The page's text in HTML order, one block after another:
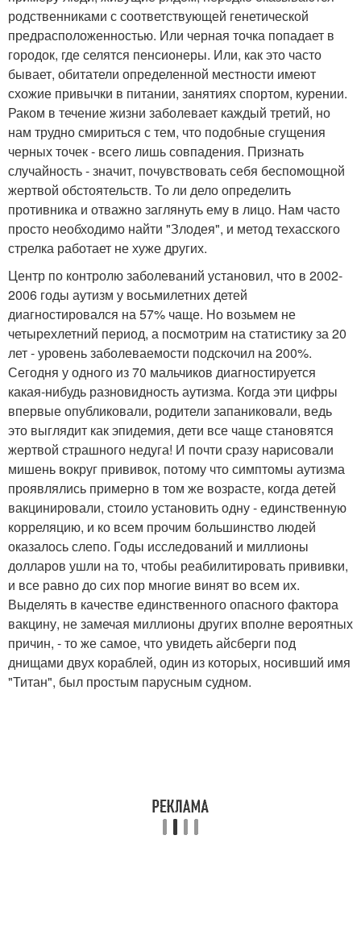
родственниками с соответствующей генетической
предрасположенностью. Или черная точка попадает в
городок, где селятся пенсионеры. Или, как это часто
бывает, обитатели определенной местности имеют
схожие привычки в питании, занятиях спортом, курении.
Раком в течение жизни заболевает каждый третий, но
нам трудно смириться с тем, что подобные сгущения
черных точек - всего лишь совпадения. Признать
случайность - значит, почувствовать себя беспомощной
жертвой обстоятельств. То ли дело определить
противника и отважно заглянуть ему в лицо. Нам часто
просто необходимо найти "Злодея", и метод техасского
стрелка работает не хуже других.
Центр по контролю заболеваний установил, что в 2002-
2006 годы аутизм у восьмилетних детей
диагностировался на 57% чаще. Но возьмем не
четырехлетний период, а посмотрим на статистику за 20
лет - уровень заболеваемости подскочил на 200%.
Сегодня у одного из 70 мальчиков диагностируется
какая-нибудь разновидность аутизма. Когда эти цифры
впервые опубликовали, родители запаниковали, ведь
это выглядит как эпидемия, дети все чаще становятся
жертвой страшного недуга! И почти сразу нарисовали
мишень вокруг прививок, потому что симптомы аутизма
проявлялись примерно в том же возрасте, когда детей
вакцинировали, стоило установить одну - единственную
корреляцию, и ко всем прочим большинство людей
оказалось слепо. Годы исследований и миллионы
долларов ушли на то, чтобы реабилитировать прививки,
и все равно до сих пор многие винят во всем их.
Выделять в качестве единственного опасного фактора
вакцину, не замечая миллионы других вполне вероятных
причин, - то же самое, что увидеть айсберги под
днищами двух кораблей, один из которых, носивший имя
"Титан", был простым парусным судном.